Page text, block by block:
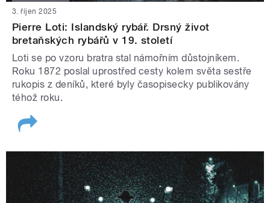
3. říjen 2025
Pierre Loti: Islandský rybář. Drsný život
bretaňských rybářů v 19. století
Loti se po vzoru bratra stal námořním důstojníkem.
Roku 1872 poslal uprostřed cesty kolem světa sestře
rukopis z deníků, které byly časopisecky publikovány
téhož roku.